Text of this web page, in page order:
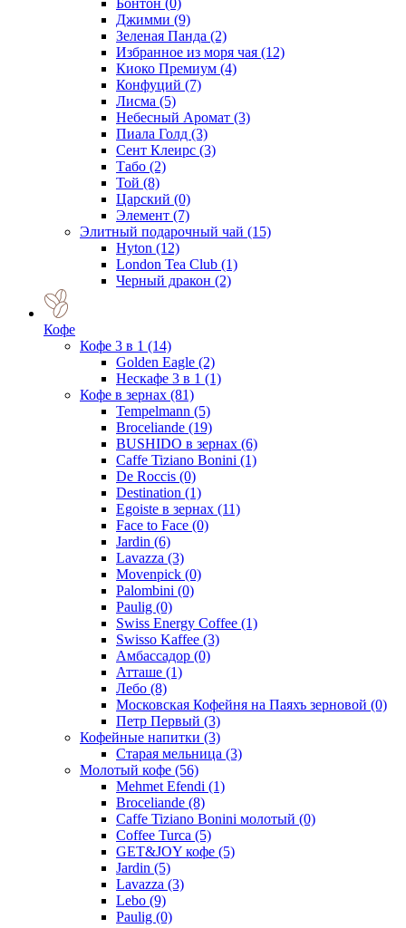
Джимми (9)
Зеленая Панда (2)
Избранное из моря чая (12)
Киоко Премиум (4)
Конфуций (7)
Лисма (5)
Небесный Аромат (3)
Пиала Голд (3)
Сент Клеирс (3)
Табо (2)
Той (8)
Царский (0)
Элемент (7)
Элитный подарочный чай (15)
Hyton (12)
London Tea Club (1)
Черный дракон (2)
Кофе
Кофе 3 в 1 (14)
Golden Eagle (2)
Нескафе 3 в 1 (1)
Кофе в зернах (81)
Tempelmann (5)
Broceliande (19)
BUSHIDO в зернах (6)
Caffe Tiziano Bonini (1)
De Roccis (0)
Destination (1)
Egoiste в зернах (11)
Face to Face (0)
Jardin (6)
Lavazza (3)
Movenpick (0)
Palombini (0)
Paulig (0)
Swiss Energy Coffee (1)
Swisso Kaffee (3)
Амбассадор (0)
Атташе (1)
Лебо (8)
Московская Кофейня на Паяхъ зерновой (0)
Петр Первый (3)
Кофейные напитки (3)
Старая мельница (3)
Молотый кофе (56)
Mehmet Efendi (1)
Broceliande (8)
Caffe Tiziano Bonini молотый (0)
Coffee Turca (5)
GET&JOY кофе (5)
Jardin (5)
Lavazza (3)
Lebo (9)
Paulig (0)